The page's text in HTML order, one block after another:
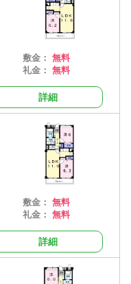
敷金：無料
礼金：無料
詳細
敷金：無料
礼金：無料
詳細